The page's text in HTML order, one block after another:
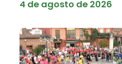
4 de agosto de 2026